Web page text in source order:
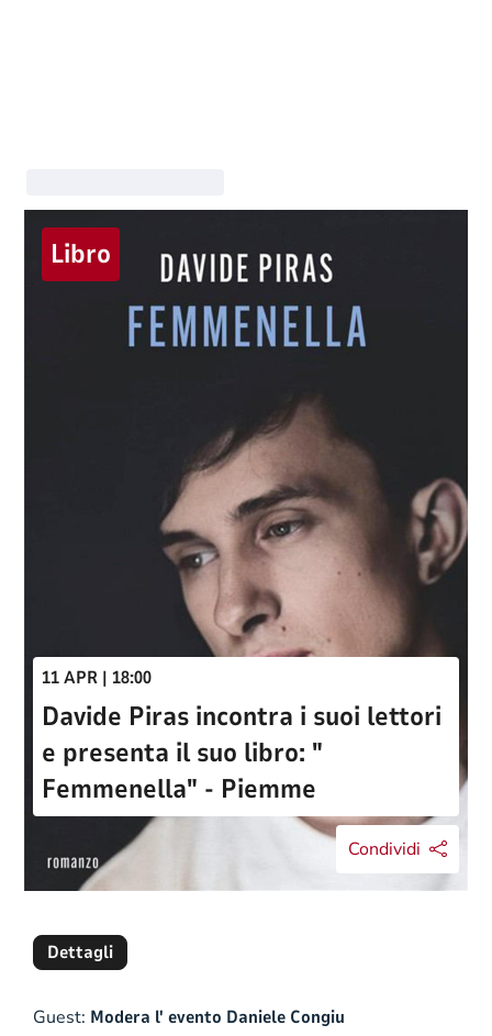
Libro
11 APR | 18:00
Davide Piras incontra i suoi lettori
e presenta il suo libro: "
Femmenella" - Piemme
Condividi
Dettagli
Guest: Modera l' evento Daniele Congiu